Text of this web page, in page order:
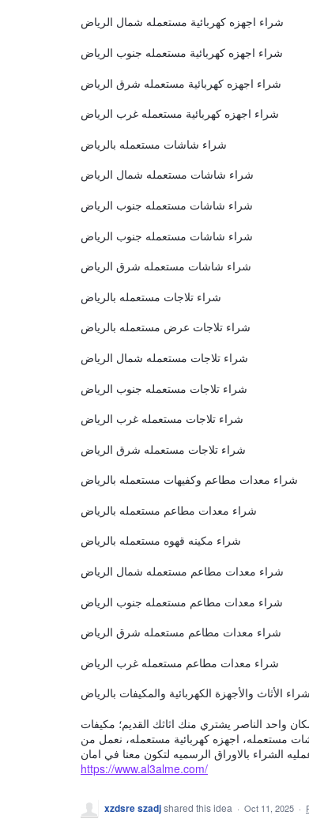
شراء اجهزه كهربائية مستعمله شمال الرياض
شراء اجهزه كهربائية مستعمله جنوب الرياض
شراء اجهزه كهربائية مستعمله شرق الرياض
شراء اجهزه كهربائية مستعمله غرب الرياض
شراء شاشات مستعمله بالرياض
شراء شاشات مستعمله شمال الرياض
شراء شاشات مستعمله جنوب الرياض
شراء شاشات مستعمله جنوب الرياض
شراء شاشات مستعمله شرق الرياض
شراء تلاجات مستعمله بالرياض
شراء تلاجات عرض مستعمله بالرياض
شراء تلاجات مستعمله شمال الرياض
شراء تلاجات مستعمله جنوب الرياض
شراء تلاجات مستعمله غرب الرياض
شراء تلاجات مستعمله شرق الرياض
شراء معدات مطاعم وكفيهات مستعمله بالرياض
شراء معدات مطاعم مستعمله بالرياض
شراء مكينه قهوه مستعمله بالرياض
شراء معدات مطاعم مستعمله شمال الرياض
شراء معدات مطاعم مستعمله جنوب الرياض
شراء معدات مطاعم مستعمله شرق الرياض
شراء معدات مطاعم مستعمله غرب الرياض
والأجهزة الكهربائية والمكيفات بالرياض
واحد الناصر يشتري منك اثاثك القديم؛ مكيفات
مستعمله، اجهزه كهربائية مستعمله، نعمل من
الشراء بالاوراق الرسميه لتكون معنا في امان
https://www.al3alme.com/
xzdsre szadjshared this idea · Oct 11, 2025 ·